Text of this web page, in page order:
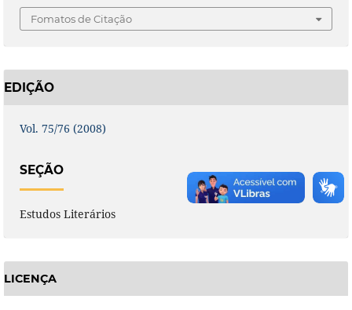
Fomatos de Citação
EDIÇÃO
Vol. 75/76 (2008)
SEÇÃO
Estudos Literários
LICENÇA